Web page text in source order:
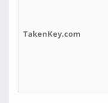
TakenKey.com